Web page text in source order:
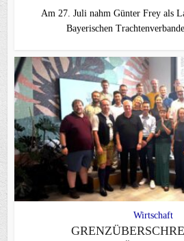
Am 27. Juli nahm Günter Frey als
Bayerischen
Wirtschaft